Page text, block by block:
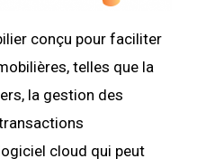
conçu pour faciliter
telles que la
la gestion des
cloud qui peut